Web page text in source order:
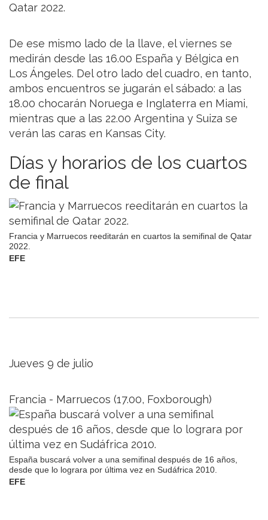
Qatar 2022.
De ese mismo lado de la llave, el viernes se
medirán desde las 16.00 España y Bélgica en
Los Ángeles. Del otro lado del cuadro, en tanto,
ambos encuentros se jugarán el sábado: a las
18.00 chocarán Noruega e Inglaterra en Miami,
mientras que a las 22.00 Argentina y Suiza se
verán las caras en Kansas City.
Días y horarios de los cuartos
de final
Francia y Marruecos reeditarán en cuartos la semifinal de Qatar
2022.
EFE
Jueves 9 de julio
Francia - Marruecos (17.00, Foxborough)
España buscará volver a una semifinal después de 16 años,
desde que lo lograra por última vez en Sudáfrica 2010.
EFE